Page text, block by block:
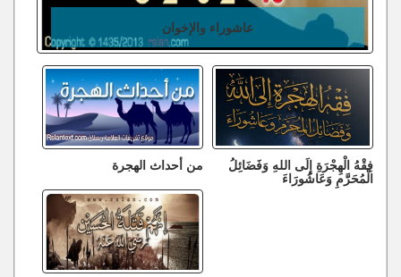
عاشوراء والإخوان
فِقْهُ الْهِجْرَةِ إِلَى اللهِ وَفَضَائِلُ
الْمُحَرَّمِ وَعَاشُورَاءَ
من أحداث الهجرة